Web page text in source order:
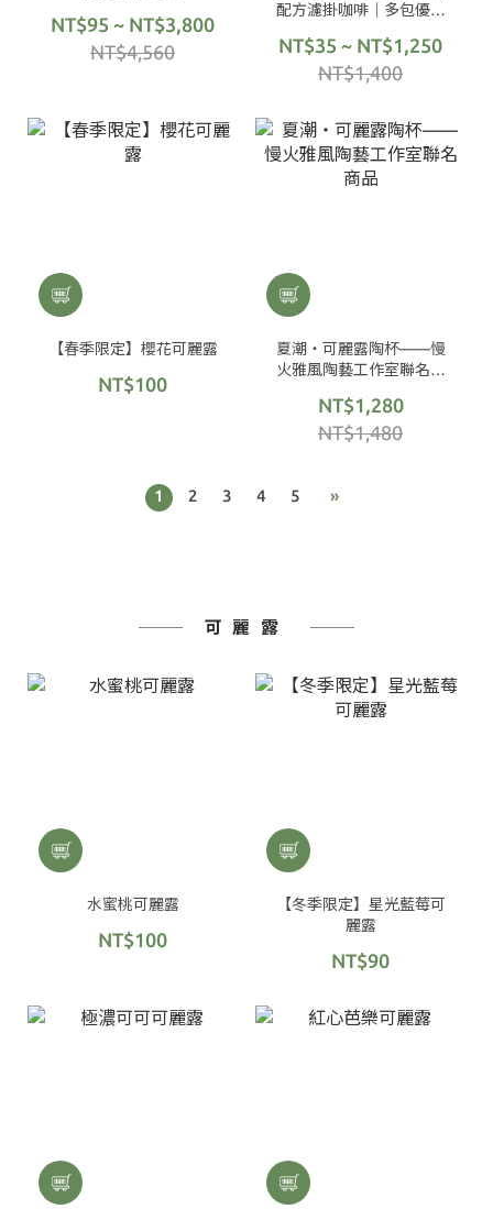
NT$95 ~ NT$3,800
NT$4,560
配方濾掛咖啡｜多包優惠
NT$35 ~ NT$1,250
NT$1,400
【春季限定】櫻花可麗露
NT$100
夏潮・可麗露陶杯——慢
火雅風陶藝工作室聯名商
NT$1,280
NT$1,480
1 2 3 4 5 »
可麗露
水蜜桃可麗露
NT$100
【冬季限定】星光藍莓可
麗露
NT$90